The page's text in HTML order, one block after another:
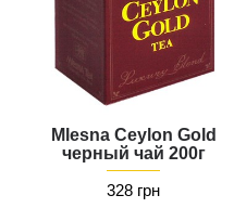
Mlesna Ceylon Gold
черный чай 200г
328 грн